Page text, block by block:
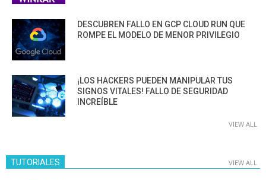
DESCUBREN FALLO EN GCP CLOUD RUN QUE
ROMPE EL MODELO DE MENOR PRIVILEGIO
¡LOS HACKERS PUEDEN MANIPULAR TUS
SIGNOS VITALES! FALLO DE SEGURIDAD
INCREÍBLE
VIEW ALL
TUTORIALES VIEW ALL